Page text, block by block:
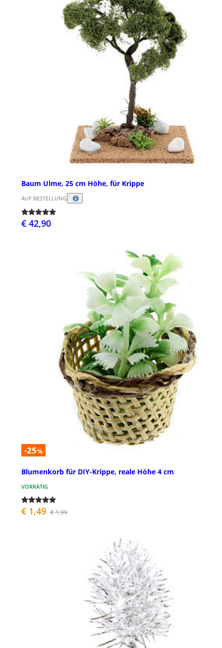
Baum Ulme, 25 cm Höhe, für Krippe
AUF BESTELLUNG
€ 42,90
-25%
Blumenkorb für DIY-Krippe, reale Höhe 4 cm
VORRÄTIG
€ 1,49 € 1,99